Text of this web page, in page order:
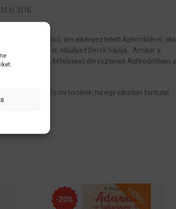
a gyönyörű, ám elkényeztetett Aphroditével,
is, elsüllyed Derek hajója… Amikor a
titkok kételyeket ébresztenek Aphroditében,
lesz része.
őket? És mi történik, ha egy váratlan fordulat
-20%